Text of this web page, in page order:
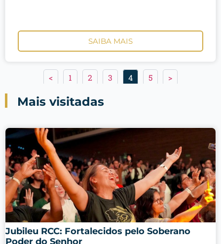
SAIBA MAIS
< 1 2 3 4 5 >
Mais visitadas
Jubileu RCC: Fortalecidos pelo Soberano
Poder do Senhor